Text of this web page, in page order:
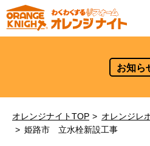
お知ら
オレンジナイトTOP
オレンジレ
姫路市 立水栓新設工事